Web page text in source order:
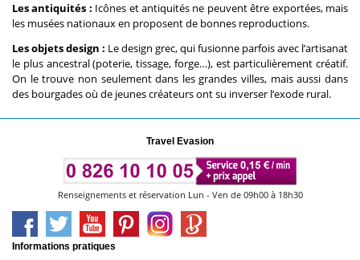
Les antiquités : Icônes et antiquités ne peuvent être exportées, mais
les musées nationaux en proposent de bonnes reproductions.
Les objets design : Le design grec, qui fusionne parfois avec l’artisanat
le plus ancestral (poterie, tissage, forge…), est particulièrement créatif.
On le trouve non seulement dans les grandes villes, mais aussi dans
des bourgades où de jeunes créateurs ont su inverser l’exode rural.
Travel Evasion
Renseignements et réservation Lun - Ven de 09h00 à 18h30
Informations pratiques